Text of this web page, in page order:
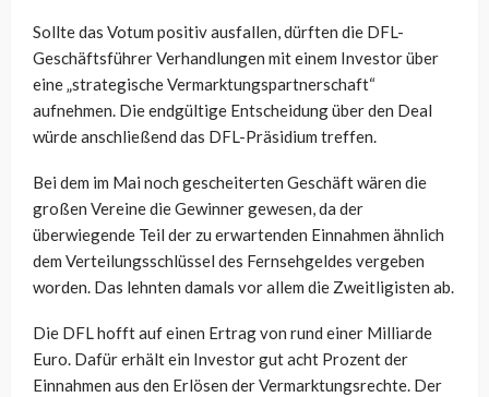
Sollte das Votum positiv ausfallen, dürften die DFL-
Geschäftsführer Verhandlungen mit einem Investor über
eine „strategische Vermarktungspartnerschaft“
aufnehmen. Die endgültige Entscheidung über den Deal
würde anschließend das DFL-Präsidium treffen.
Bei dem im Mai noch gescheiterten Geschäft wären die
großen Vereine die Gewinner gewesen, da der
überwiegende Teil der zu erwartenden Einnahmen ähnlich
dem Verteilungsschlüssel des Fernsehgeldes vergeben
worden. Das lehnten damals vor allem die Zweitligisten ab.
Die DFL hofft auf einen Ertrag von rund einer Milliarde
Euro. Dafür erhält ein Investor gut acht Prozent der
Einnahmen aus den Erlösen der Vermarktungsrechte. Der